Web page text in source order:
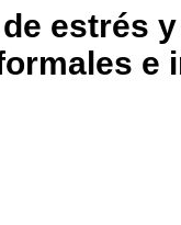
estrés
e